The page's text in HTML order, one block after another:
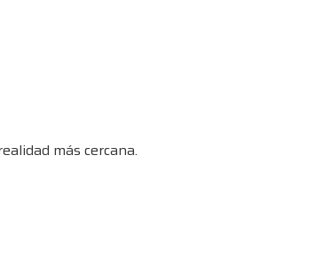
más cercana.